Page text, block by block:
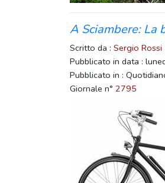
A Sciambere: La
Scritto da : Sergio Rossi
Pubblicato in data :
Pubblicato in :
Giornale n° 2795